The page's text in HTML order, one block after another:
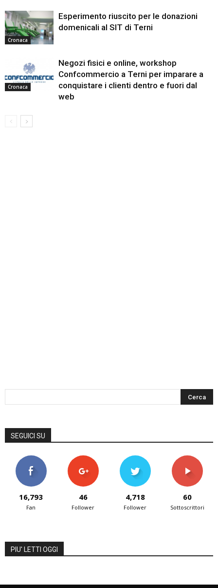
Cronaca
Esperimento riuscito per le donazioni
domenicali al SIT di Terni
Cronaca
Negozi fisici e online, workshop
Confcommercio a Terni per imparare a
conquistare i clienti dentro e fuori dal
web
SEGUICI SU
16,793
Fan
46
Follower
4,718
Follower
60
Sottoscrittori
PIU' LETTI OGGI